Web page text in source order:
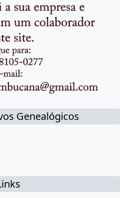
Genealógicos